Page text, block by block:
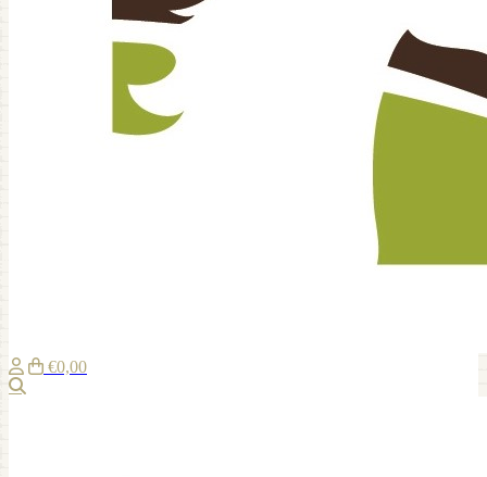
€0,00